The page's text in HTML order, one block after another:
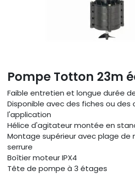
Pompe Totton 23m
Faible entretien et longue durée
Disponible avec des fiches ou
l'application
Hélice d'agitateur montée en
Montage supérieur avec plage
serrure
Boîtier moteur IPX4
Tête de pompe à 3 étages